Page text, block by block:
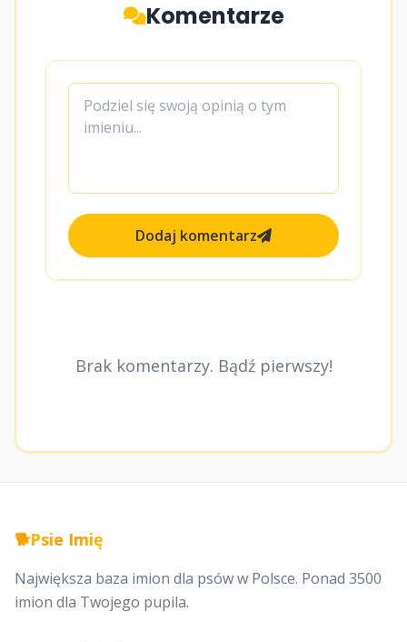
Komentarze
Dodaj komentarz
Brak komentarzy. Bądź pierwszy!
🐕Psie Imię
Największa baza imion dla psów w Polsce. Ponad 3500
imion dla Twojego pupila.